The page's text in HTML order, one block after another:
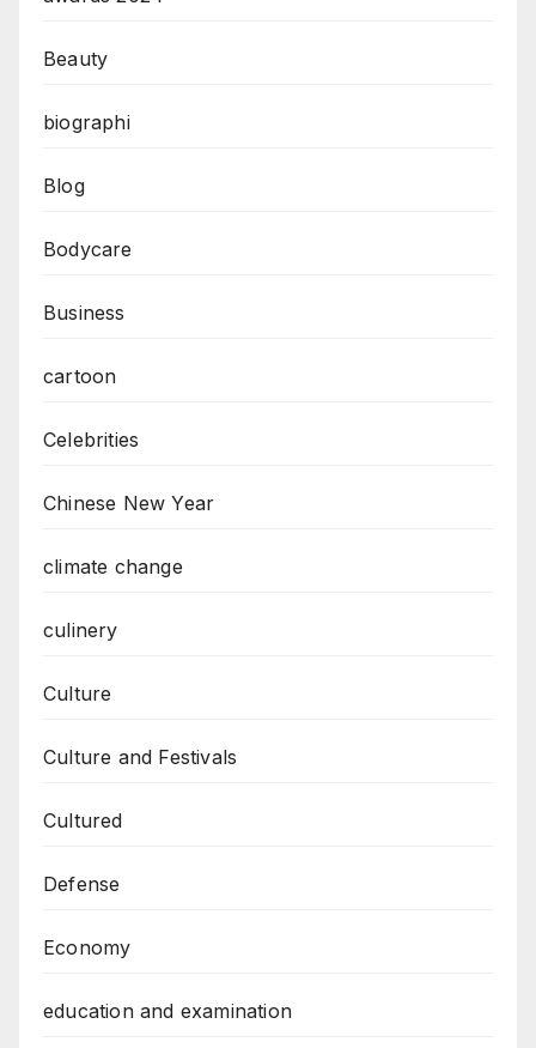
Beauty
biographi
Blog
Bodycare
Business
cartoon
Celebrities
Chinese New Year
climate change
culinery
Culture
Culture and Festivals
Cultured
Defense
Economy
education and examination